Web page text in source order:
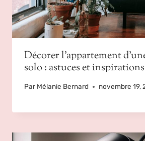
Décorer l’appartement
solo : astuces et inspirations
Par Mélanie Bernard novembre 19,